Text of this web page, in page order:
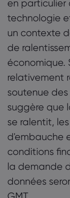
en particulier
technologie
un contexte
de
économique.
relativement
soutenue
suggère que
se ralentit,
d'embauche
conditions
la demande
données